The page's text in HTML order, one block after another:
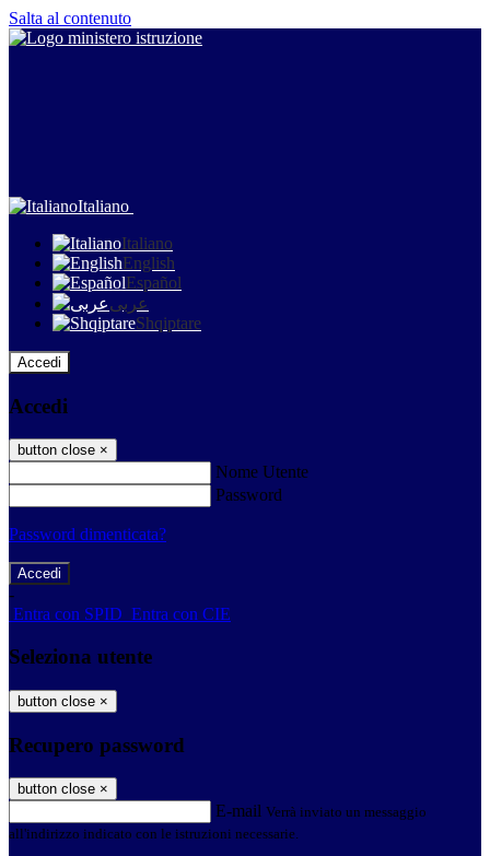
Salta al contenuto
Italiano
Italiano
English
Español
عربى
Shqiptare
Accedi
Accedi
button close ×
Nome Utente
Password
Password dimenticata?
-
Entra con SPID Entra con CIE
Seleziona utente
button close ×
Recupero password
button close ×
E-mail Verrà inviato un messaggio
all'indirizzo indicato con le istruzioni necessarie.